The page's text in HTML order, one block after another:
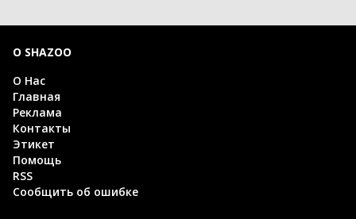
О SHAZOO
О Нас
Главная
Реклама
Контакты
Этикет
Помощь
RSS
Сообщить об ошибке